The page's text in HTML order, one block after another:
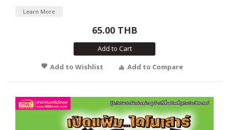
Learn More
65.00 THB
Add to Cart
Add to Wishlist
Add to Compare